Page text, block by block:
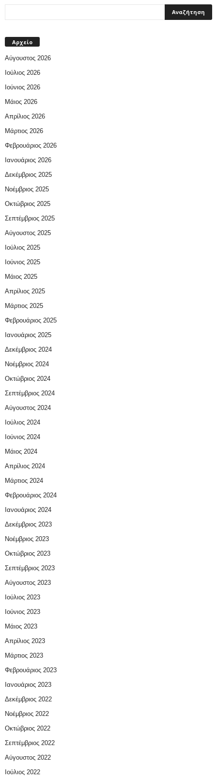
Αρχείο
Αύγουστος 2026
Ιούλιος 2026
Ιούνιος 2026
Μάιος 2026
Απρίλιος 2026
Μάρτιος 2026
Φεβρουάριος 2026
Ιανουάριος 2026
Δεκέμβριος 2025
Νοέμβριος 2025
Οκτώβριος 2025
Σεπτέμβριος 2025
Αύγουστος 2025
Ιούλιος 2025
Ιούνιος 2025
Μάιος 2025
Απρίλιος 2025
Μάρτιος 2025
Φεβρουάριος 2025
Ιανουάριος 2025
Δεκέμβριος 2024
Νοέμβριος 2024
Οκτώβριος 2024
Σεπτέμβριος 2024
Αύγουστος 2024
Ιούλιος 2024
Ιούνιος 2024
Μάιος 2024
Απρίλιος 2024
Μάρτιος 2024
Φεβρουάριος 2024
Ιανουάριος 2024
Δεκέμβριος 2023
Νοέμβριος 2023
Οκτώβριος 2023
Σεπτέμβριος 2023
Αύγουστος 2023
Ιούλιος 2023
Ιούνιος 2023
Μάιος 2023
Απρίλιος 2023
Μάρτιος 2023
Φεβρουάριος 2023
Ιανουάριος 2023
Δεκέμβριος 2022
Νοέμβριος 2022
Οκτώβριος 2022
Σεπτέμβριος 2022
Αύγουστος 2022
Ιούλιος 2022